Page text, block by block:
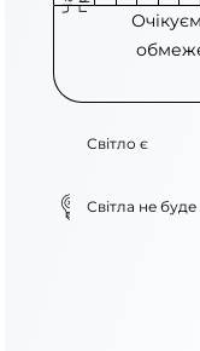
Світло є
Світла не